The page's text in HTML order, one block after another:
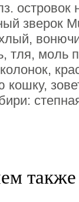
островок
зверок
тля, моль
кошку,